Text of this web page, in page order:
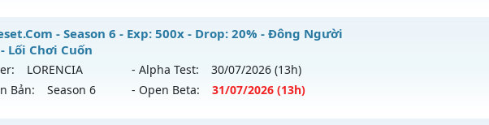
loại: Mu Nguyên bản Webzen
MU8X
HÀ NỘI SS2 - Cày Cuốc giải trí
mới ra tháng 08 2026 - Mở máy chủHuyền Thoại
9999x - Drop: 99%
- Season 6 - Exp: 500x - Drop: 20% - Đông Người
Lối Chơi Cuốn
LORENCIA - Alpha Test: 30/07/2026 (13h)
Bản:
Season 6 - Open Beta: 31/07/2026 (13h)